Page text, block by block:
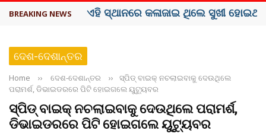
BREAKING NEWS ଦେଶରେ ପ୍ଲାଷ୍ଟିକ୍ ନୋଟ୍‌ ପ୍ରଚଳନ ...
ଦେଶ-ଦେଶାନ୍ତର
Home ›› ଦେଶ-ଦେଶାନ୍ତର ››
ସ୍ପିଡ୍ ବାଇକ୍ ନଚଲାଇବାକୁ ଦେଉଥିଲେ
ପରାମର୍ଶ, ଡିଭାଇଡରରେ ପିଟି ହୋଇଗଲେ ୟୁଟ୍ୟୁବର
ସ୍ପିଡ୍ ବାଇକ୍ ନଚଲାଇବାକୁ ଦେଉଥିଲେ ପରାମର୍ଶ,
ଡିଭାଇଡରରେ ପିଟି ହୋଇଗଲେ ୟୁଟ୍ୟୁବର